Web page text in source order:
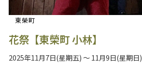
東榮町
花祭【東榮町 小林】
2025年11月7日(星期五) ～ 11月9日(星期日)